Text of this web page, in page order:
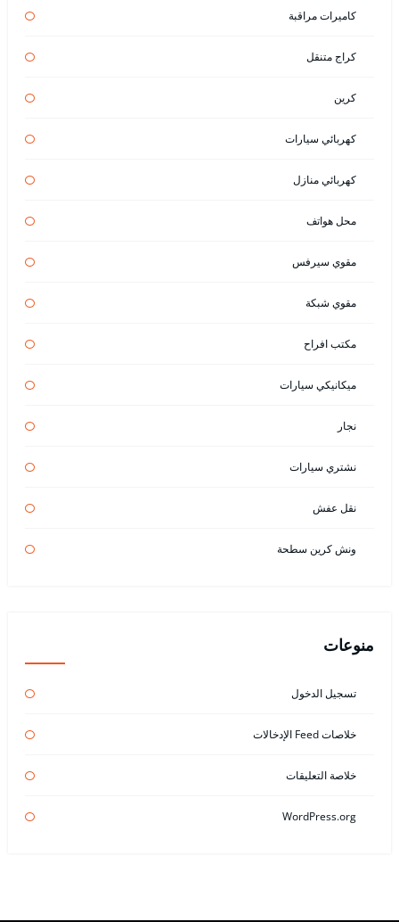
كاميرات مراقبة
كراج متنقل
كرين
كهربائي سيارات
كهربائي منازل
محل هواتف
مقوي سيرفس
مقوي شبكة
مكتب افراح
ميكانيكي سيارات
نجار
نشتري سيارات
نقل عفش
ونش كرين سطحة
منوعات
تسجيل الدخول
خلاصات Feed الإدخالات
خلاصة التعليقات
WordPress.org